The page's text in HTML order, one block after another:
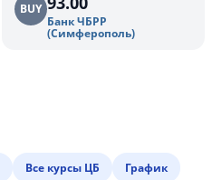
BUY
Банк ЧБРР
(Симферополь)
Все курсы ЦБ График